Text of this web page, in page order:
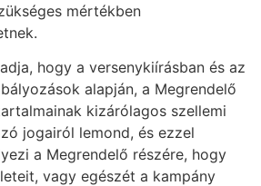
mértékben
hogy a versenykiírásban és az
alapján, a Megrendelő
kizárólagos szellemi
jogairól lemond, és ezzel
a Megrendelő részére, hogy
vagy egészét a kampány